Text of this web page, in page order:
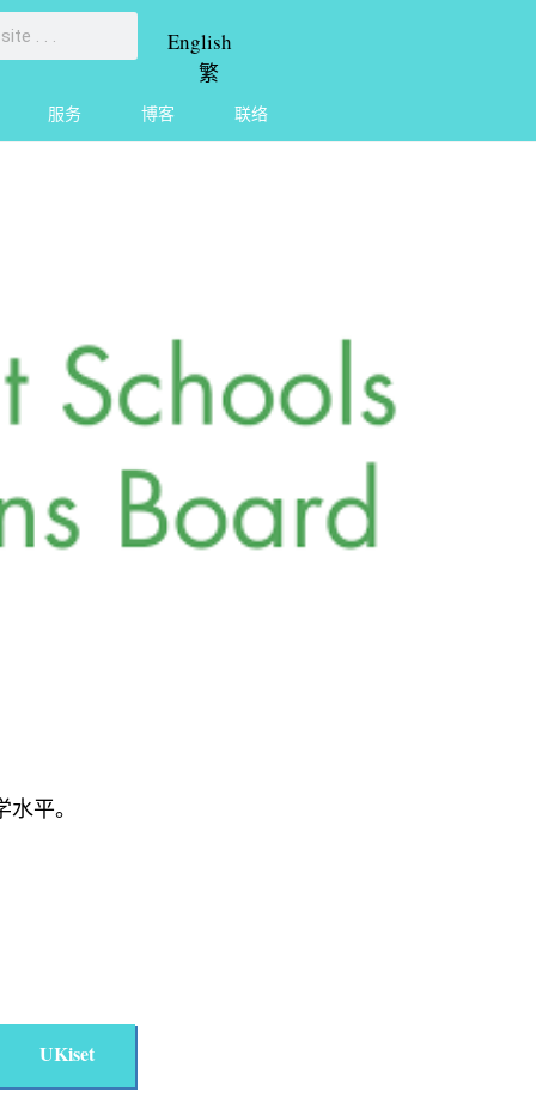
English
繁
服务 博客 联络
平。
UKiset